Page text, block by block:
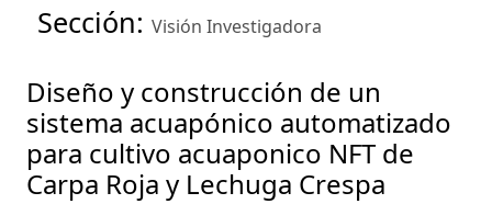
Sección: Visión Investigadora
Diseño y construcción de un
sistema acuapónico automatizado
para cultivo acuaponico NFT de
Carpa Roja y Lechuga Crespa